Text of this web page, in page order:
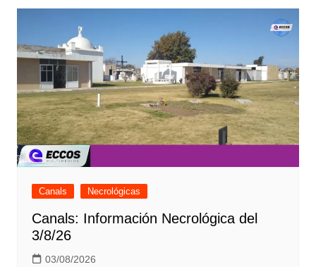
Canals Necrológicas
Canals: Información Necrológica del
3/8/26
03/08/2026